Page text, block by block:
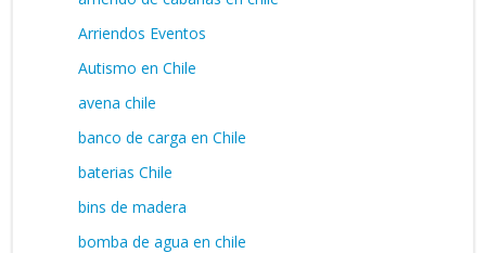
Arriendos Eventos
Autismo en Chile
avena chile
banco de carga en Chile
baterias Chile
bins de madera
bomba de agua en chile